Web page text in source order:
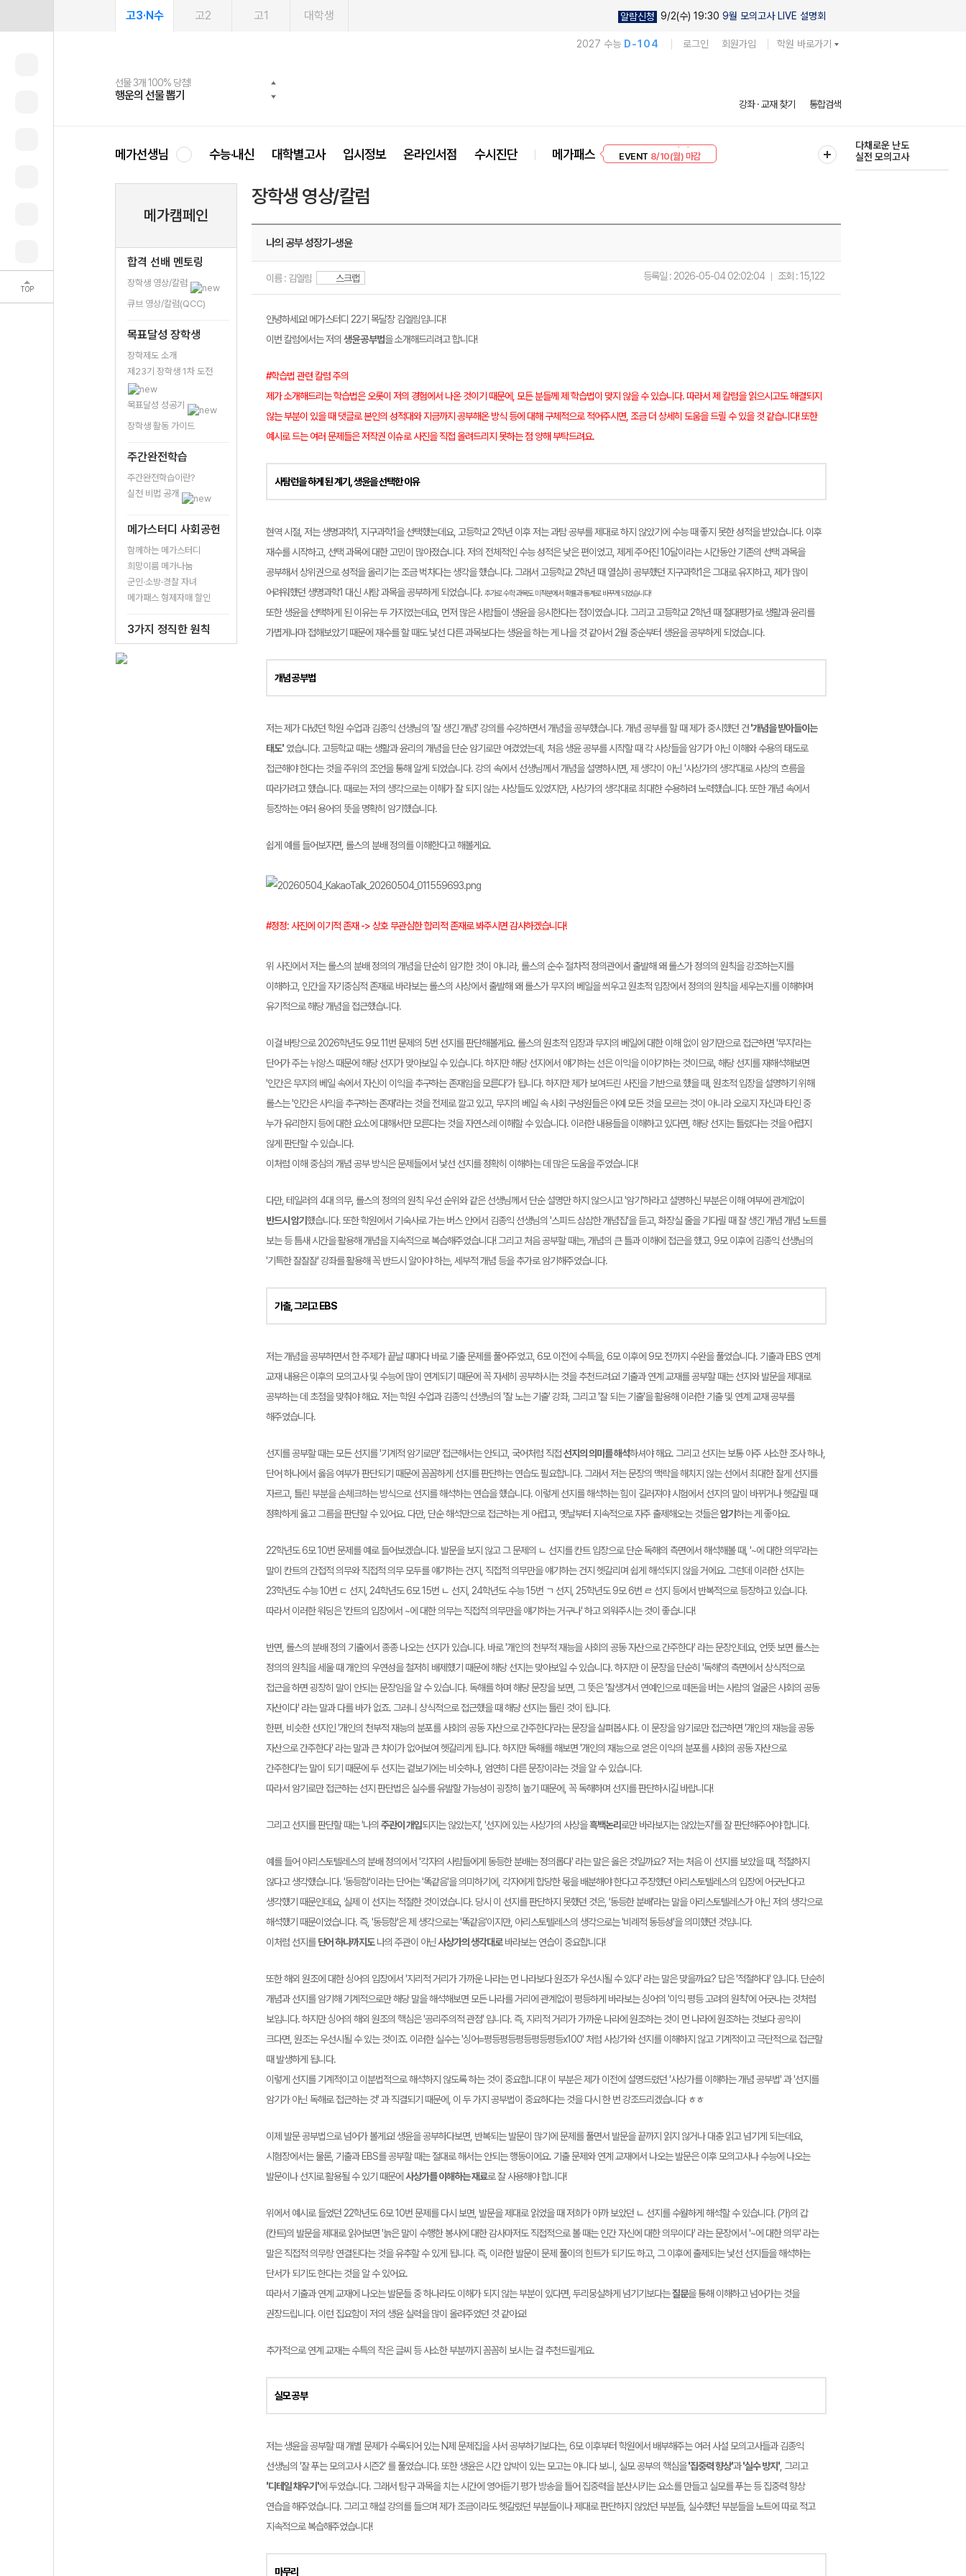
TOP
고3·N수 고2 고1 대학생 알람신청 9/2(수) 19:30 9월 모의고사 LIVE 설명회
2027 수능 D-104 로그인 회원가입 학원 바로가기
메가스터디
선물 3개 100% 당첨!
행운의 선물 뽑기
선물 100% 증정!
메가스터디 X 올리브
여름방학 스터디 캐시백
메가런 썸머스쿨
2027 러셀 단과
강사 공개선발
스마트러닝앱
설문 EVENT
메가패스
3일 무료 체험권
메가패스 수강생 무료혜택!
메가클럽 멤버십
사회공헌 캠페인
희망이룸 메가나눔
강좌 · 교재 찾기 통합검색
메가선생님 수능·내신 대학별고사 입시정보 온라인서점 수시진단 메가패스
EVENT 8/10(월) 마감
다채로운 난도
실전 모의고사
메가캠페인
합격 선배 멘토링
장학생 영상/칼럼
큐브 영상/칼럼(QCC)
목표달성 장학생
장학제도 소개
제23기 장학생 1차 도전
목표달성 성공기
장학생 활동 가이드
주간완전학습
주간완전학습이란?
실천 비법 공개
메가스터디 사회공헌
함께하는 메가스터디
희망이룸 메가나눔
군인·소방·경찰 자녀
메가패스 형제자매 할인
3가지 정직한 원칙
장학생 영상/칼럼
나의 공부 성장기-생윤
이름 : 김엘림 스크랩 등록일 : 2026-05-04 02:02:04 조회 :15,122
안녕하세요! 메가스터디 22기 목달장 김엘림입니다!
이번 칼럼에서는 저의 생윤 공부법을 소개해드리려고 합니다!
#학습법 관련 칼럼 주의
제가 소개해드리는 학습법은 오롯이 저의 경험에서 나온 것이기 때문에, 모든 분들께 제 학습법이 맞지 않을 수 있습니다. 따라서 제 칼럼을 읽으시고도 해결되지
않는 부분이 있을 때 댓글로 본인의 성적대와 지금까지 공부해온 방식 등에 대해 구체적으로 적어주시면, 조금 더 상세히 도움을 드릴 수 있을 것 같습니다! 또한
예시로 드는 여러 문제들은 저작권 이슈로 사진을 직접 올려드리지 못하는 점 양해 부탁드려요.
사탐런을 하게 된 계기, 생윤을 선택한 이유
현역 시절, 저는 생명과학1, 지구과학1을 선택했는데요, 고등학교 2학년 이후 저는 과탐 공부를 제대로 하지 않았기에 수능 때 좋지 못한 성적을 받았습니다. 이후
재수를 시작하고, 선택 과목에 대한 고민이 많아졌습니다. 저의 전체적인 수능 성적은 낮은 편이었고, 제게 주어진 10달이라는 시간동안 기존의 선택 과목을
공부해서 상위권으로 성적을 올리기는 조금 벅차다는 생각을 했습니다. 그래서 고등학교 2학년 때 열심히 공부했던 지구과학1은 그대로 유지하고, 제가 많이
어려워했던 생명과학1 대신 사탐 과목을 공부하게 되었습니다. 추가로 수학 과목도 미적분에서 확률과 통계로 바꾸게 되었습니다!
또한 생윤을 선택하게 된 이유는 두 가지였는데요, 먼저 많은 사람들이 생윤을 응시한다는 점이였습니다. 그리고 고등학교 2학년 때 절대평가로 생활과 윤리를
가볍게나마 접해보았기 때문에 재수를 할 때도 낯선 다른 과목보다는 생윤을 하는 게 나을 것 같아서 2월 중순부터 생윤을 공부하게 되었습니다.
개념 공부법
저는 제가 다녔던 학원 수업과 김종익 선생님의 '잘 생긴 개념' 강의를 수강하면서 개념을 공부했습니다. 개념 공부를 할 때 제가 중시했던 건'개념을 받아들이는
태도' 였습니다. 고등학교 때는 생활과 윤리의 개념을 단순 암기로만 여겼었는데, 처음 생윤 공부를 시작할 때 각 사상들을 암기가 아닌 이해와 수용의 태도로
접근해야 한다는 것을 주위의 조언을 통해 알게 되었습니다. 강의 속에서 선생님께서 개념을 설명하시면, 제 생각이 아닌 '사상가의 생각'대로 사상의 흐름을
따라가려고 했습니다. 때로는 저의 생각으로는 이해가 잘 되지 않는 사상들도 있었지만, 사상가의 생각대로 최대한 수용하려 노력했습니다. 또한 개념 속에서
등장하는 여러 용어의 뜻을 명확히 암기했습니다.
쉽게 예를 들어보자면, 롤스의 분배 정의를 이해한다고 해볼게요.
#정정: 사진에 이기적 존재 -> 상호 무관심한 합리적 존재로 봐주시면 감사하겠습니다!
위 사진에서 저는 롤스의 분배 정의의 개념을 단순히 암기한 것이 아니라, 롤스의 순수 절차적 정의관에서 출발해 왜 롤스가 정의의 원칙을 강조하는지를
이해하고, 인간을 자기중심적 존재로 바라보는 롤스의 사상에서 출발해 왜 롤스가 무지의 베일을 씌우고 원초적 입장에서 정의의 원칙을 세우는지를 이해하며
유기적으로 해당 개념을 접근했습니다.
이걸 바탕으로 2026학년도 9모 11번 문제의 5번 선지를 판단해볼게요. 롤스의 원초적 입장과 무지의 베일에 대한 이해 없이 암기만으로 접근하면 '무지'라는
단어가 주는 뉘앙스 때문에 해당 선지가 맞아보일 수 있습니다. 하지만 해당 선지에서 얘기하는 선은 이익을 이야기하는 것이므로, 해당 선지를 재해석해보면
'인간은 무지의 베일 속에서 자신이 이익을 추구하는 존재임을 모른다'가 됩니다. 하지만 제가 보여드린 사진을 기반으로 했을 때, 원초적 입장을 설명하기 위해
롤스는 '인간은 사익을 추구하는 존재'라는 것을 전제로 깔고 있고, 무지의 베일 속 사회 구성원들은 아예 모든 것을 모르는 것이 아니라 오로지 자신과 타인 중
누가 유리한지 등에 대한 요소에 대해서만 모른다는 것을 자연스레 이해할 수 있습니다. 이러한 내용들을 이해하고 있다면, 해당 선지는 틀렸다는 것을 어렵지
않게 판단할 수 있습니다.
이처럼 이해 중심의 개념 공부 방식은 문제들에서 낯선 선지를 정확히 이해하는 데 많은 도움을 주었습니다!
다만, 테일러의 4대 의무, 롤스의 정의의 원칙 우선 순위와 같은 선생님께서 단순 설명만 하지 않으시고 '암기'하라고 설명하신 부분은 이해 여부에 관계없이
반드시 암기 했습니다. 또한 학원에서 기숙사로 가는 버스 안에서 김종익 선생님의 '스피드 삼삼한 개념집'을 듣고, 화장실 줄을 기다릴 때 잘 생긴 개념 개념 노트를
보는 등 틈새 시간을 활용해 개념을 지속적으로 복습해주었습니다! 그리고 처음 공부할 때는, 개념의 큰 틀과 이해에 접근을 했고, 9모 이후에 김종익 선생님의
'기특한 잘잘잘' 강좌를 활용해 꼭 반드시 알아야 하는, 세부적 개념 등을 추가로 암기해주었습니다.
기출, 그리고 EBS
저는 개념을 공부하면서 한 주제가 끝날 때마다 바로 기출 문제를 풀어주었고, 6모 이전에 수특을, 6모 이후에 9모 전까지 수완을 풀었습니다. 기출과 EBS 연계
교재 내용은 이후의 모의고사 및 수능에 많이 연계되기 때문에 꼭 자세히 공부하시는 것을 추천드려요! 기출과 연계 교재를 공부할 때는 선지와 발문을 제대로
공부하는 데 초점을 맞춰야 해요. 저는 학원 수업과 김종익 선생님의 '잘 노는 기출' 강좌, 그리고 '잘 되는 기출'을 활용해 이러한 기출 및 연계 교재 공부를
해주었습니다.
선지를 공부할 때는 모든 선지를 '기계적 암기로만' 접근해서는 안되고, 국어처럼 직접선지의 의미를 해석하셔야 해요. 그리고 선지는 보통 아주 사소한 조사 하나,
단어 하나에서 옳음 여부가 판단되기 때문에 꼼꼼하게 선지를 판단하는 연습도 필요합니다. 그래서 저는 문장의 맥락을 해치지 않는 선에서 최대한 잘게 선지를
자르고, 틀린 부분을 손체크하는 방식으로 선지를 해석하는 연습을 했습니다. 이렇게 선지를 해석하는 힘이 길러져야 시험에서 선지의 말이 바뀌거나 헷갈릴 때
정확하게 옳고 그름을 판단할 수 있어요. 다만, 단순 해석만으로 접근하는 게 어렵고, 옛날부터 지속적으로 자주 출제해오는 것들은암기 하는 게 좋아요.
22학년도 6모 10번 문제를 예로 들어보겠습니다. 발문을 보지 않고 그 문제의 ㄴ 선지를 칸트 입장으로 단순 독해의 측면에서 해석해볼 때, '~에 대한 의무'라는
말이 칸트의 간접적 의무와 직접적 의무 모두를 얘기하는 건지, 직접적 의무만을 얘기하는 건지 헷갈리며 쉽게 해석되지 않을 거에요. 그런데 이러한 선지는
23학년도 수능 10번 ㄷ 선지, 24학년도 6모 15번 ㄴ 선지, 24학년도 수능 15번 ㄱ 선지, 25학년도 9모 6번 ㄹ 선지 등에서 반복적으로 등장하고 있습니다.
따라서 이러한 워딩은 '칸트의 입장에서 ~에 대한 의무는 직접적 의무만을 얘기하는 거구나' 하고 외워주시는 것이 좋습니다!
반면, 롤스의 분배 정의 기출에서 종종 나오는 선지가 있습니다. 바로 '개인의 천부적 재능을 사회의 공동 자산으로 간주한다' 라는 문장인데요, 언뜻 보면 롤스는
정의의 원칙을 세울 때 개인의 우연성을 철저히 배제했기 때문에 해당 선지는 맞아보일 수 있습니다. 하지만 이 문장을 단순히 '독해'의 측면에서 상식적으로
접근을 하면 굉장히 말이 안되는 문장임을 알 수 있습니다. 독해를 하며 해당 문장을 보면, 그 뜻은 '잘생겨서 연예인으로 떼돈을 버는 사람의 얼굴은 사회의 공동
자산이다' 라는 말과 다를 바가 없죠. 그러니 상식적으로 접근했을 때 해당 선지는 틀린 것이 됩니다.
한편, 비슷한 선지인 '개인의 천부적 재능의 분포를 사회의 공동 자산으로 간주한다'라는 문장을 살펴봅시다. 이 문장을 암기로만 접근하면 '개인의 재능을 공동
자산으로 간주한다' 라는 말과 큰 차이가 없어보여 헷갈리게 됩니다. 하지만 독해를 해보면 '개인의 재능으로 얻은 이익의 분포를 사회의 공동 자산으로
간주한다'는 말이 되기 때문에 두 선지는 겉보기에는 비슷하나, 엄연히 다른 문장이라는 것을 알 수 있습니다.
따라서 암기로만 접근하는 선지 판단법은 실수를 유발할 가능성이 굉장히 높기 때문에, 꼭 독해하며 선지를 판단하시길 바랍니다!
그리고 선지를 판단할 때는 '나의 주관이 개입되지는 않았는지', '선지에 있는 사상가의 사상을흑백논리로만 바라보지는 않았는지'를 잘 판단해주어야 합니다.
예를 들어 아리스토텔레스의 분배 정의에서 '각자의 사람들에게 동등한 분배는 정의롭다' 라는 말은 옳은 것일까요? 저는 처음 이 선지를 보았을 때, 적절하지
않다고 생각했습니다. '동등함'이라는 단어는 '똑같음'을 의미하기에, 각자에게 합당한 몫을 배분해야 한다고 주장했던 아리스토텔레스의 입장에 어긋난다고
생각했기 때문인데요, 실제 이 선지는 적절한 것이었습니다. 당시 이 선지를 판단하지 못했던 것은, '동등한 분배'라는 말을 아리스토텔레스가 아닌 저의 생각으로
해석했기 때문이었습니다. 즉, '동등함'은 제 생각으로는 '똑같음'이지만, 아리스토텔레스의 생각으로는 '비례적 동등성'을 의미했던 것입니다.
이처럼 선지를단어 하나까지도나의 주관이 아닌사상가의 생각대로바라보는 연습이 중요합니다!
또한 해외 원조에 대한 싱어의 입장에서 '지리적 거리가 가까운 나라는 먼 나라보다 원조가 우선시될 수 있다' 라는 말은 맞을까요? 답은 '적절하다' 입니다. 단순히
개념과 선지를 암기해 기계적으로만 해당 말을 해석해보면 모든 나라를 거리에 관계없이 평등하게 바라보는 싱어의 '이익 평등 고려의 원칙'에 어긋나는 것처럼
보입니다. 하지만 싱어의 해외 원조의 핵심은 '공리주의적 관점' 입니다. 즉, 지리적 거리가 가까운 나라에 원조하는 것이 먼 나라에 원조하는 것보다 공익이
크다면, 원조는 우선시될 수 있는 것이죠. 이러한 실수는 '싱어=평등평등평등평등평등x100' 처럼 사상가와 선지를 이해하지 않고 기계적이고 극단적으로 접근할
때 발생하게 됩니다.
이렇게 선지를 기계적이고 이분법적으로 해석하지 않도록 하는 것이 중요합니다! 이 부분은 제가 이전에 설명드렸던 '사상가를 이해하는 개념 공부법' 과 '선지를
암기가 아닌 독해로 접근하는 것' 과 직결되기 때문에, 이 두 가지 공부법이 중요하다는 것을 다시 한 번 강조드리겠습니다 ㅎㅎ
이제 발문 공부법으로 넘어가 볼게요! 생윤을 공부하다보면, 반복되는 발문이 많기에 문제를 풀면서 발문을 끝까지 읽지 않거나 대충 읽고 넘기게 되는데요,
시험장에서는 물론, 기출과 EBS를 공부할 때는 절대로 해서는 안되는 행동이에요. 기출 문제와 연계 교재에서 나오는 발문은 이후 모의고사나 수능에 나오는
발문이나 선지로 활용될 수 있기 때문에 사상가를 이해하는 재료로 잘 사용해야 합니다!
위에서 예시로 들었던 22학년도 6모 10번 문제를 다시 보면, 발문을 제대로 읽었을 때 저희가 아까 보았던 ㄴ 선지를 수월하게 해석할 수 있습니다. (가)의 갑
(칸트)의 발문을 제대로 읽어보면 '늙은 말이 수행한 봉사에 대한 감사마저도 직접적으로 볼 때는 인간 자신에 대한 의무이다' 라는 문장에서 '~에 대한 의무' 라는
말은 직접적 의무랑 연결된다는 것을 유추할 수 있게 됩니다. 즉, 이러한 발문이 문제 풀이의 힌트가 되기도 하고, 그 이후에 출제되는 낯선 선지들을 해석하는
단서가 되기도 한다는 것을 알 수 있어요.
따라서 기출과 연계 교재에 나오는 발문들 중 하나라도 이해가 되지 않는 부분이 있다면, 두리뭉실하게 넘기기보다는질문을 통해 이해하고 넘어가는 것을
권장드립니다. 이런 집요함이 저의 생윤 실력을 많이 올려주었던 것 같아요!
추가적으로 연계 교재는 수특의 작은 글씨 등 사소한 부분까지 꼼꼼히 보시는 걸 추천드릴게요.
실모 공부
저는 생윤을 공부할 때 개별 문제가 수록되어 있는 N제 문제집을 사서 공부하기보다는, 6모 이후부터 학원에서 배부해주는 여러 사설 모의고사들과 김종익
선생님의 '잘 푸는 모의고사 시즌2' 를 풀었습니다. 또한 생윤은 시간 압박이 있는 모고는 아니다 보니, 실모 공부의 핵심을'집중력 향상'과'실수 방지' , 그리고
'디테일 채우기'에 두었습니다. 그래서 탐구 과목을 치는 시간에 영어듣기 평가 방송을 틀어 집중력을 분산시키는 요소를 만들고 실모를 푸는 등 집중력 향상
연습을 해주었습니다. 그리고 해설 강의를 들으며 제가 조금이라도 헷갈렸던 부분들이나 제대로 판단하지 않았던 부분들, 실수했던 부분들을 노트에 따로 적고
지속적으로 복습해주었습니다!
마무리